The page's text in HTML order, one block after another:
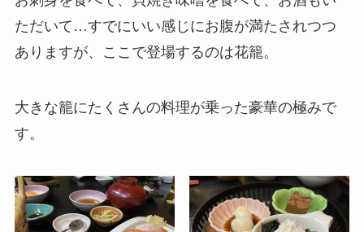
ただいて…すでにいい感じにお腹が満たされつつ
ありますが、ここで登場するのは花籠。
大きな籠にたくさんの料理が乗った豪華の極みで
す。